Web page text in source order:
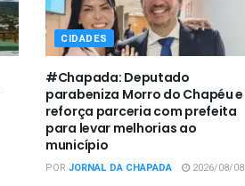
CIDADES
#Chapada: Deputado
parabeniza Morro do Chapéu e
reforça parceria com prefeita
para levar melhorias ao
município
POR JORNAL DA CHAPADA 2026/08/08